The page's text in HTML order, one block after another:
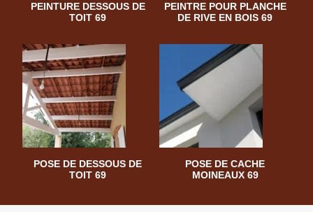
PEINTURE DESSOUS DE
TOIT 69
PEINTRE POUR PLANCHE
DE RIVE EN BOIS 69
POSE DE DESSOUS DE
TOIT 69
POSE DE CACHE
MOINEAUX 69